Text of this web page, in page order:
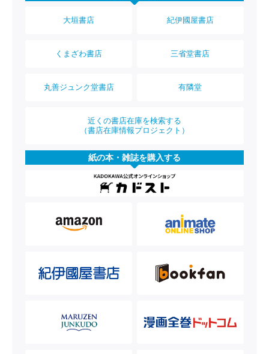
大垣書店 紀伊國屋書店
くまざわ書店 三省堂書店
丸善ジュンク堂書店 有隣堂
近くの書店在庫を検索する
（書店在庫情報プロジェクト）
紙の本・雑誌を購入する